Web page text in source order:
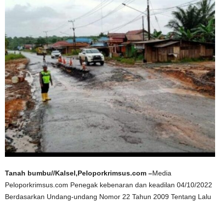
Tanah bumbu//Kalsel,Peloporkrimsus.com –Media
Peloporkrimsus.com Penegak kebenaran dan keadilan 04/10/2022
Berdasarkan Undang-undang Nomor 22 Tahun 2009 Tentang Lalu